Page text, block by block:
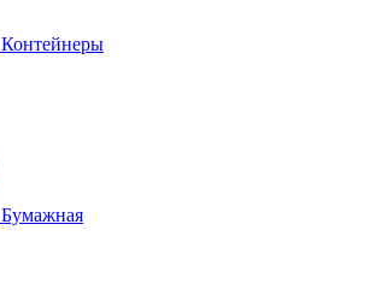
Контейнеры
Бумажная